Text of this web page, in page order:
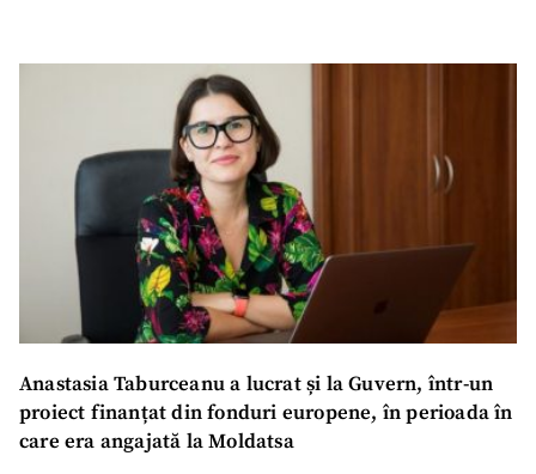
Anastasia Taburceanu a lucrat și la Guvern, într-un
proiect finanțat din fonduri europene, în perioada în
care era angajată la Moldatsa